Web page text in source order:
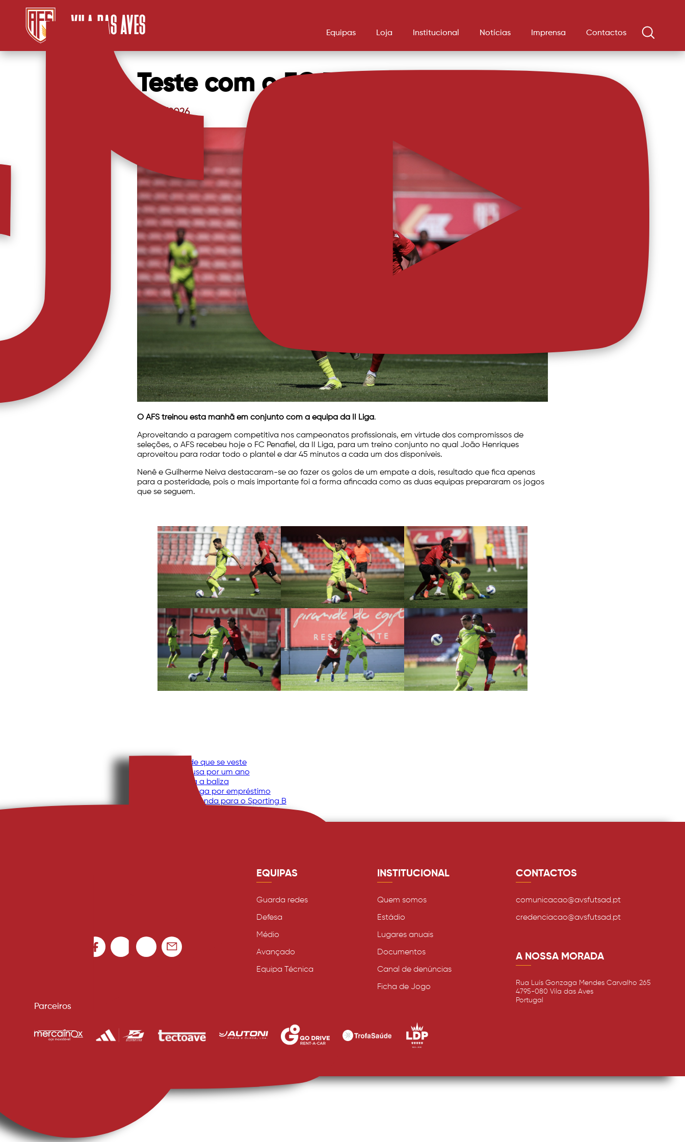
VILA DAS AVES Equipas Loja Institucional Notícias Imprensa Contactos
Teste com o FC Penafiel
27/03/2026
O AFS treinou esta manhã em conjunto com a equipa da II Liga.
Aproveitando a paragem competitiva nos campeonatos profissionais, em virtude dos compromissos de
seleções, o AFS recebeu hoje o FC Penafiel, da II Liga, para um treino conjunto no qual João Henriques
aproveitou para rodar todo o plantel e dar 45 minutos a cada um dos disponíveis.
Nenê e Guilherme Neiva destacaram-se ao fazer os golos de um empate a dois, resultado que fica apenas
para a posteridade, pois o mais importante foi a forma afincada como as duas equipas prepararam os jogos
que se seguem.
Identidade que se veste
André Sousa por um ano
Raul fecha a baliza
Andrey chega por empréstimo
Bilhetes à venda para o Sporting B
Parceiros
EQUIPAS
Guarda redes
Defesa
Médio
Avançado
Equipa Técnica
INSTITUCIONAL
Quem somos
Estádio
Lugares anuais
Documentos
Canal de denúncias
Ficha de Jogo
CONTACTOS
comunicacao@avsfutsad.pt
credenciacao@avsfutsad.pt
A NOSSA MORADA
Rua Luís Gonzaga Mendes Carvalho 265
4795-080 Vila das Aves
Portugal